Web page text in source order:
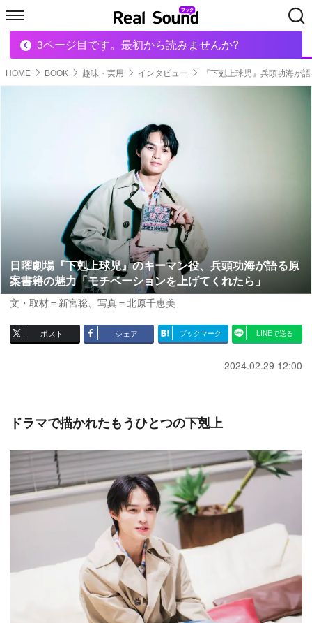
HOME MUSIC MOVIE TECH
HOME BOOK 趣味・実用 インタビュー 『下剋上球児』兵頭功海が
日曜劇場『下剋上球児』のキーマン役、兵頭功海が語る原
案書籍の魅力「モチベーションを上げてくれたら」
文・取材＝新宮聡、 写真＝北原千恵美
ポスト シェア ブックマーク LINEで送る
2024.02.29 12:00
ドラマで描かれたもうひとつの下剋上
3ページ目です。最初から読みませんか?